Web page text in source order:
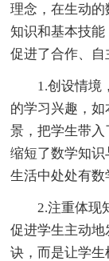
理念，在生动
知识和基本技能
促进了合作、自
1.创设情境
的学习兴趣，
景，把学生带入
缩短了数学知识
生活中处处有数
2.注重体现
促进学生主动
诀，而是让学